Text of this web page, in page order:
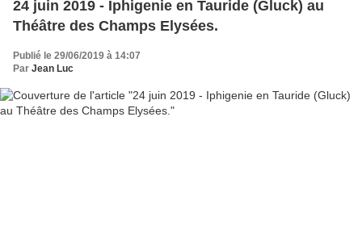
24 juin 2019 - Iphigenie en Tauride (Gluck) au
Théâtre des Champs Elysées.
Publié le 29/06/2019 à 14:07
Par Jean Luc